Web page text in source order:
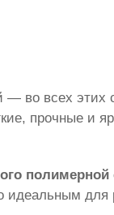
во всех этих
прочные и
идеальным для